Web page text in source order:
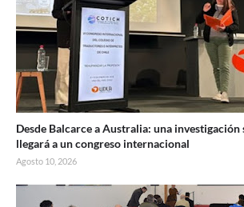
Desde Balcarce a Australia: una investigación
llegará a un congreso internacional
Agosto 10, 2026